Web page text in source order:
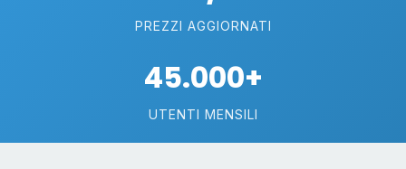
PREZZI AGGIORNATI
45.000+
UTENTI MENSILI